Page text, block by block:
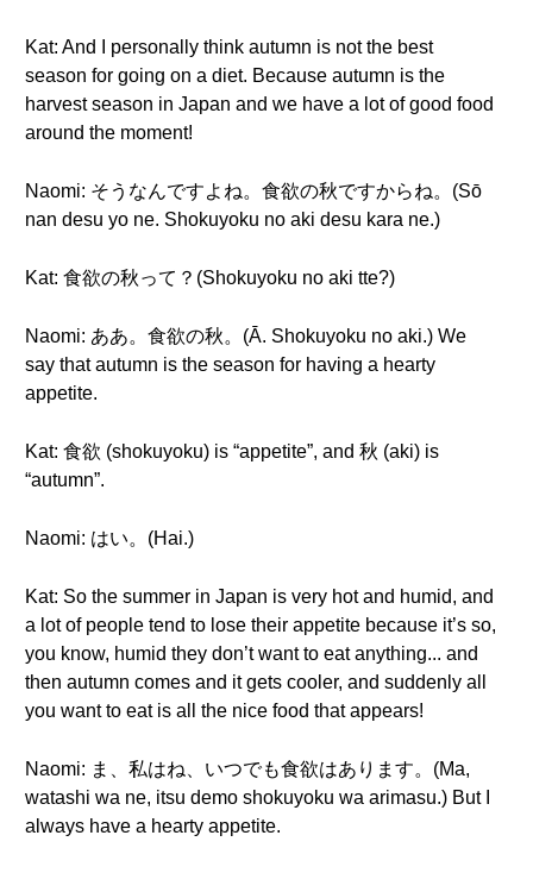
Kat: And I personally think autumn is not the best
season for going on a diet. Because autumn is the
harvest season in Japan and we have a lot of good food
around the moment!
Naomi: そうなんですよね。食欲の秋ですからね。(Sō
nan desu yo ne. Shokuyoku no aki desu kara ne.)
Kat: 食欲の秋って？(Shokuyoku no aki tte?)
Naomi: ああ。食欲の秋。(Ā. Shokuyoku no aki.) We
say that autumn is the season for having a hearty
appetite.
Kat: 食欲 (shokuyoku) is “appetite”, and 秋 (aki) is
“autumn”.
Naomi: はい。(Hai.)
Kat: So the summer in Japan is very hot and humid, and
a lot of people tend to lose their appetite because it’s so,
you know, humid they don’t want to eat anything... and
then autumn comes and it gets cooler, and suddenly all
you want to eat is all the nice food that appears!
Naomi: ま、私はね、いつでも食欲はあります。(Ma,
watashi wa ne, itsu demo shokuyoku wa arimasu.) But I
always have a hearty appetite.